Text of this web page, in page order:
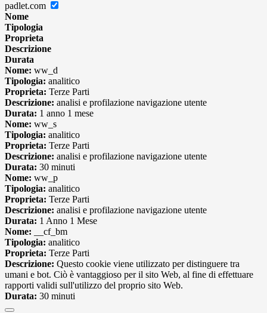
padlet.com
Nome
Tipologia
Proprieta
Descrizione
Durata
Nome: ww_d
Tipologia: analitico
Proprieta: Terze Parti
Descrizione: analisi e profilazione navigazione utente
Durata: 1 anno 1 mese
Nome: ww_s
Tipologia: analitico
Proprieta: Terze Parti
Descrizione: analisi e profilazione navigazione utente
Durata: 30 minuti
Nome: ww_p
Tipologia: analitico
Proprieta: Terze Parti
Descrizione: analisi e profilazione navigazione utente
Durata: 1 Anno 1 Mese
Nome: __cf_bm
Tipologia: analitico
Proprieta: Terze Parti
Descrizione: Questo cookie viene utilizzato per distinguere tra
umani e bot. Ciò è vantaggioso per il sito Web, al fine di effettuare
rapporti validi sull'utilizzo del proprio sito Web.
Durata: 30 minuti